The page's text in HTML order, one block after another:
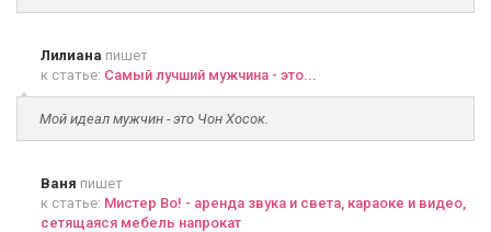
Лилиана пишет
к статье: Самый лучший мужчина - это...
Мой идеал мужчин - это Чон Хосок.
Ваня пишет
к статье: Мистер Во! - аренда звука и света, караоке и видео,
сетящаяся мебель напрокат